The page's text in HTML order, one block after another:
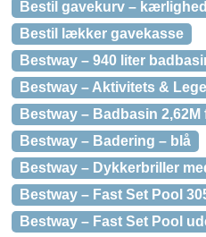
Bestil gavekurv –
Bestil lækker gavekasse
Bestway – 940 liter
Bestway – Aktivitets &
Bestway – Badbasin 2,62M
Bestway – Badering – blå
Bestway – Dykkerbriller
Bestway – Fast Set Pool
Bestway – Fast Set Pool